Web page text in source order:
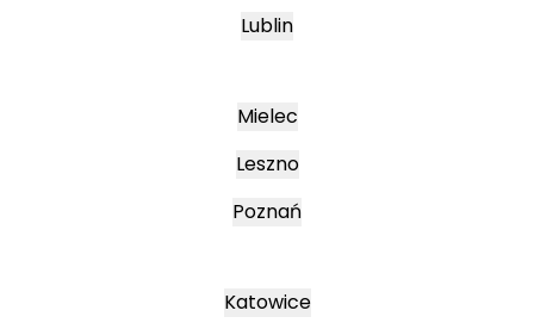
Lublin
Mielec
Leszno
Poznań
Katowice